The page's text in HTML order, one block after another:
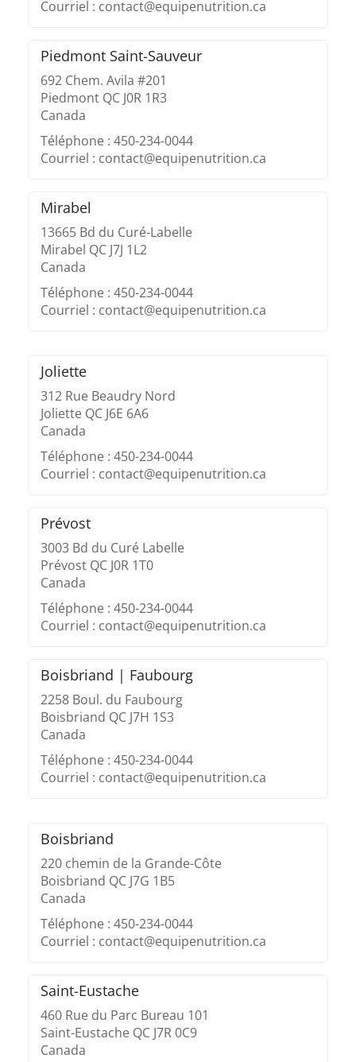
Courriel : contact@equipenutrition.ca
Piedmont Saint-Sauveur
692 Chem. Avila #201
Piedmont QC J0R 1R3
Canada
Téléphone : 450-234-0044
Courriel : contact@equipenutrition.ca
Mirabel
13665 Bd du Curé-Labelle
Mirabel QC J7J 1L2
Canada
Téléphone : 450-234-0044
Courriel : contact@equipenutrition.ca
Joliette
312 Rue Beaudry Nord
Joliette QC J6E 6A6
Canada
Téléphone : 450-234-0044
Courriel : contact@equipenutrition.ca
Prévost
3003 Bd du Curé Labelle
Prévost QC J0R 1T0
Canada
Téléphone : 450-234-0044
Courriel : contact@equipenutrition.ca
Boisbriand | Faubourg
2258 Boul. du Faubourg
Boisbriand QC J7H 1S3
Canada
Téléphone : 450-234-0044
Courriel : contact@equipenutrition.ca
Boisbriand
220 chemin de la Grande-Côte
Boisbriand QC J7G 1B5
Canada
Téléphone : 450-234-0044
Courriel : contact@equipenutrition.ca
Saint-Eustache
460 Rue du Parc Bureau 101
Saint-Eustache QC J7R 0C9
Canada